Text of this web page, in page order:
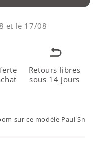
et le 17/08
Retours libres
sous 14 jours
sur ce modèle Paul